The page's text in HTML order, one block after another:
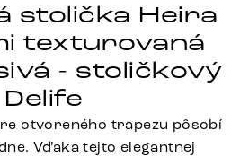
stolička Heira
texturovaná
- stoličkový
otvoreného trapezu pôsobí
Vďaka tejto elegantnej